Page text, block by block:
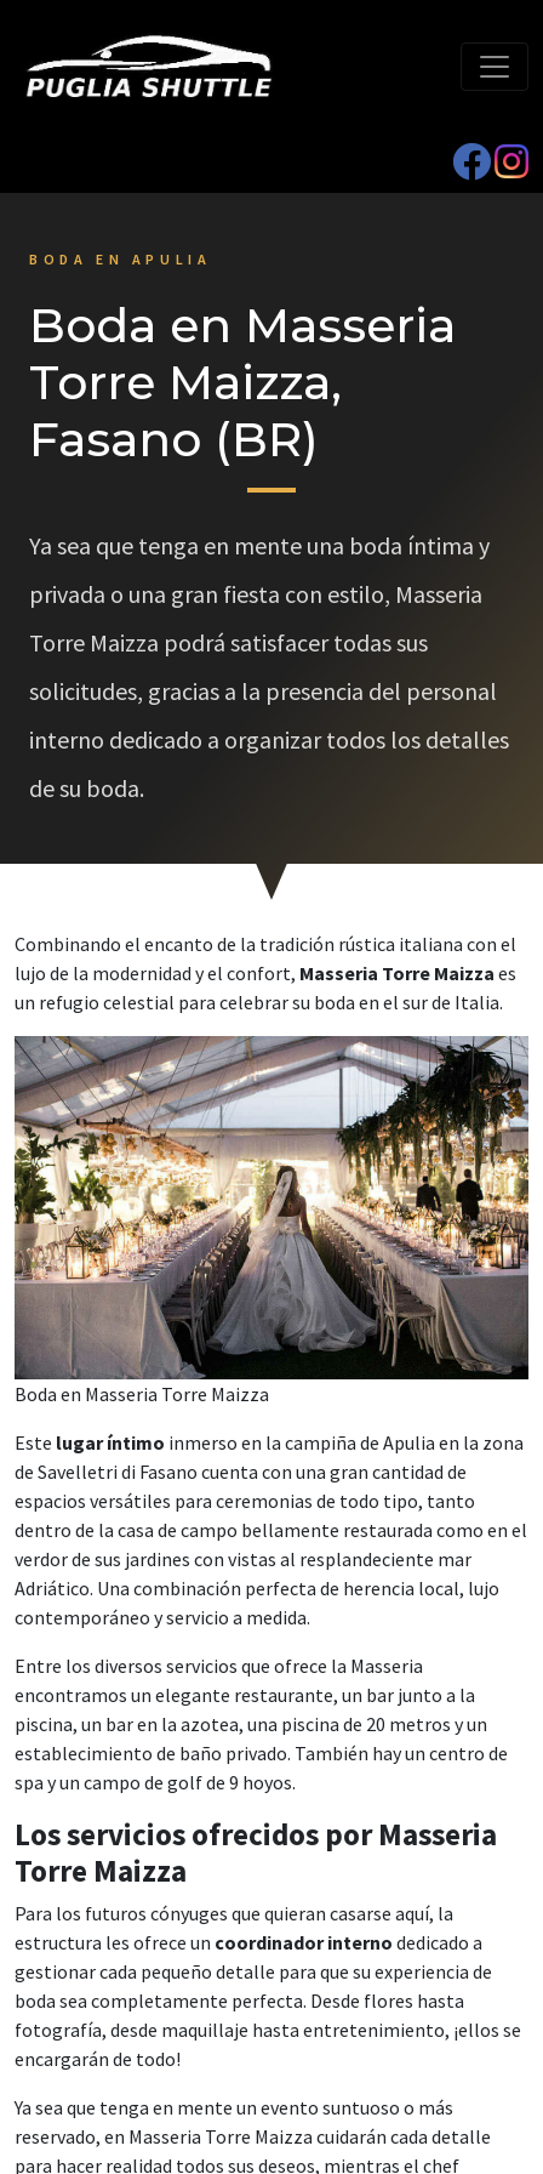
BODA EN APULIA
Boda en Masseria
Torre Maizza,
Fasano (BR)
Ya sea que tenga en mente una boda íntima y
privada o una gran fiesta con estilo, Masseria
Torre Maizza podrá satisfacer todas sus
solicitudes, gracias a la presencia del personal
interno dedicado a organizar todos los detalles
de su boda.
Combinando el encanto de la tradición rústica italiana con el
lujo de la modernidad y el confort, Masseria Torre Maizza es
un refugio celestial para celebrar su boda en el sur de Italia.
Boda en Masseria Torre Maizza
Este lugar íntimo inmerso en la campiña de Apulia en la zona
de Savelletri di Fasano cuenta con una gran cantidad de
espacios versátiles para ceremonias de todo tipo, tanto
dentro de la casa de campo bellamente restaurada como en el
verdor de sus jardines con vistas al resplandeciente mar
Adriático. Una combinación perfecta de herencia local, lujo
contemporáneo y servicio a medida.
Entre los diversos servicios que ofrece la Masseria
encontramos un elegante restaurante, un bar junto a la
piscina, un bar en la azotea, una piscina de 20 metros y un
establecimiento de baño privado. También hay un centro de
spa y un campo de golf de 9 hoyos.
Los servicios ofrecidos por Masseria
Torre Maizza
Para los futuros cónyuges que quieran casarse aquí, la
estructura les ofrece un coordinador interno dedicado a
gestionar cada pequeño detalle para que su experiencia de
boda sea completamente perfecta. Desde flores hasta
fotografía, desde maquillaje hasta entretenimiento, ¡ellos se
encargarán de todo!
Ya sea que tenga en mente un evento suntuoso o más
reservado, en Masseria Torre Maizza cuidarán cada detalle
para hacer realidad todos sus deseos, mientras el chef